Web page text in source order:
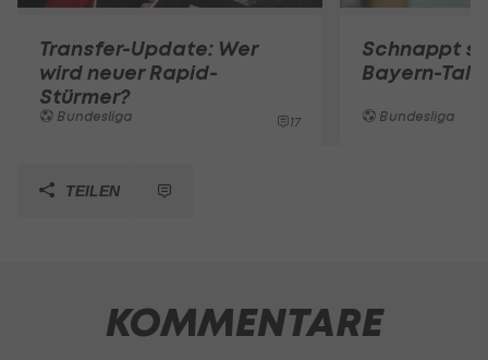
Transfer-Update: Wer
wird neuer Rapid-
Stürmer?
Bundesliga 17
Schnappt
Bayern-
Bundesliga
TEILEN
KOMMENTARE